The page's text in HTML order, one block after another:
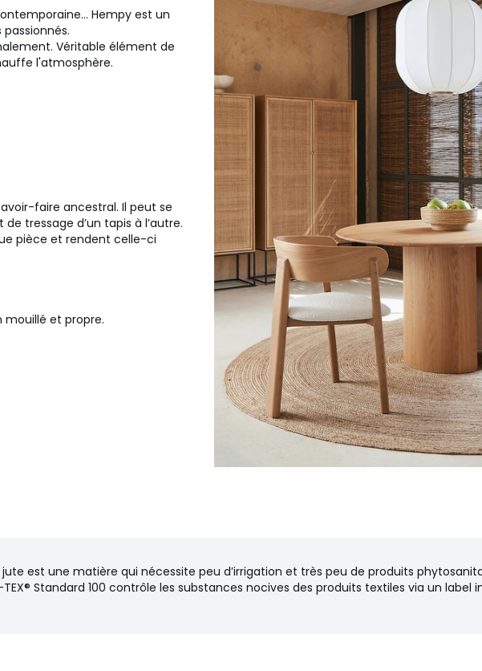
Hempy est un
Véritable élément de
l'atmosphère.
faire ancestral. Il peut se
tressage d’un tapis à l’autre.
pièce et rendent celle-ci
et propre.
jute est une matière qui nécessite peu d’irrigation et très peu de produits
TEX® Standard 100 contrôle les substances nocives des produits textiles via un